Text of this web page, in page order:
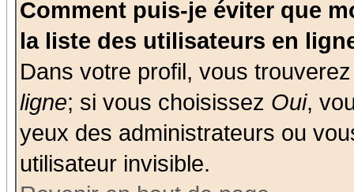
Comment puis-je éviter que
la liste des utilisateurs en
Dans votre profil, vous
ligne; si vous choisissez Oui,
yeux des administrateurs ou
utilisateur invisible.